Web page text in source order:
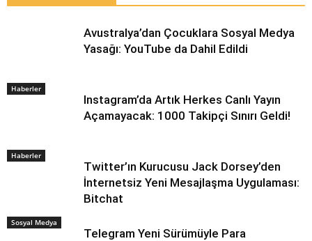
Haberler
Avustralya’dan Çocuklara Sosyal Medya
Yasağı: YouTube da Dahil Edildi
Haberler
Instagram’da Artık Herkes Canlı Yayın
Açamayacak: 1000 Takipçi Sınırı Geldi!
Sosyal Medya
Twitter’ın Kurucusu Jack Dorsey’den
İnternetsiz Yeni Mesajlaşma Uygulaması:
Bitchat
Telegram Yeni Sürümüyle Para